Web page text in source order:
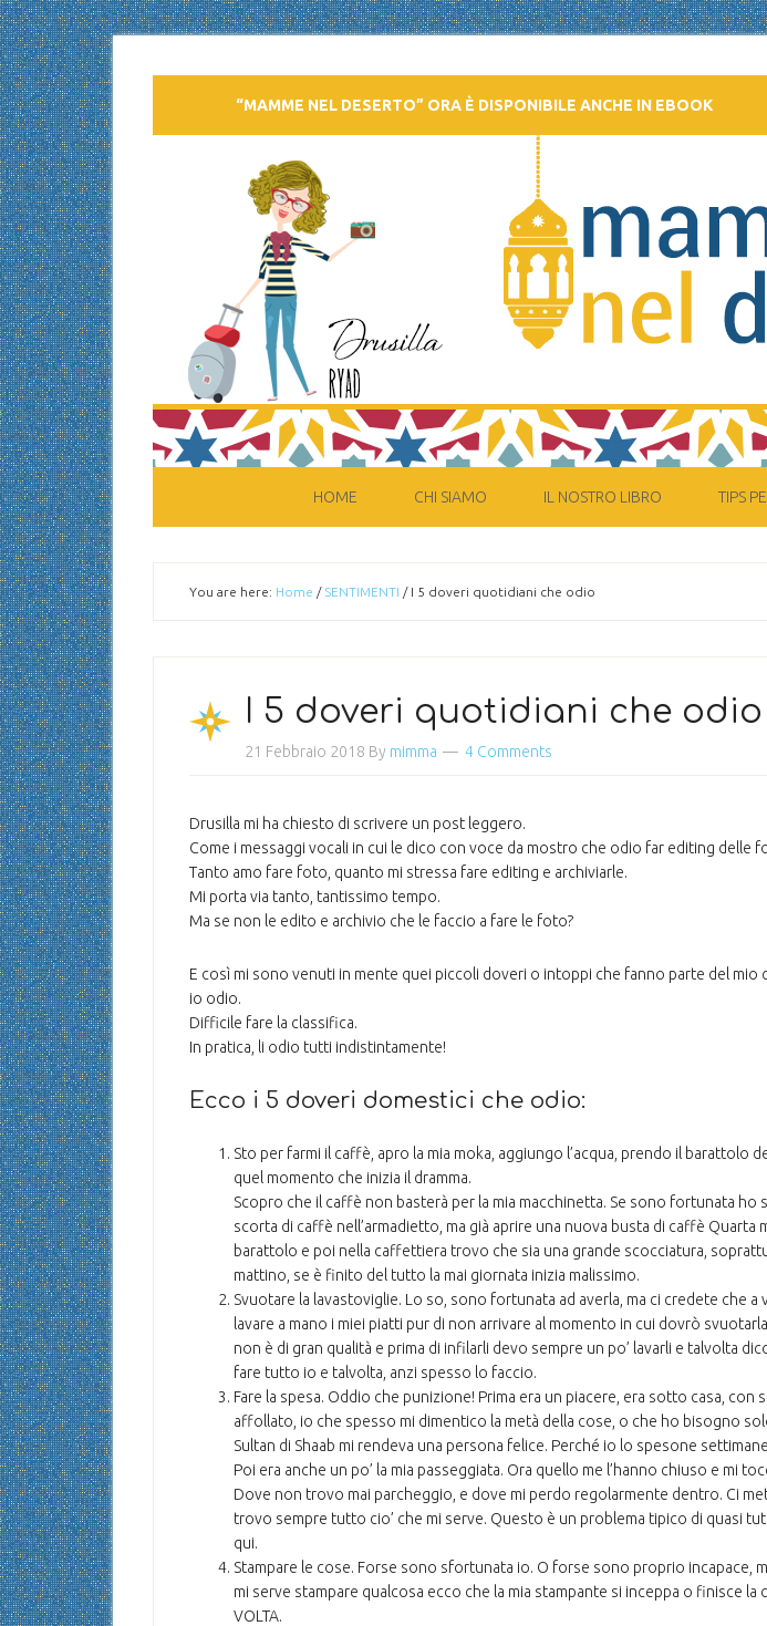
“MAMME NEL DESERTO” ORA È DISPONIBILE ANCHE IN EBOOK
HOME CHI SIAMO IL NOSTRO LIBRO TIPS
You are here: Home / SENTIMENTI /I 5 doveri quotidiani che odio
I 5 doveri quotidiani che odio
21 Febbraio 2018 By mimma 4 Comments
Drusilla mi ha chiesto di scrivere un post leggero.
Come i messaggi vocali in cui le dico con voce da mostro che odio far editing delle
Tanto amo fare foto, quanto mi stressa fare editing e archiviarle.
Mi porta via tanto, tantissimo tempo.
Ma se non le edito e archivio che le faccio a fare le foto?
E così mi sono venuti in mente quei piccoli doveri o intoppi che fanno parte del mio
io odio.
Difficile fare la classifica.
In pratica, li odio tutti indistintamente!
Ecco i 5 doveri domestici che odio:
Sto per farmi il caffè, apro la mia moka, aggiungo l’acqua, prendo il barattolo
quel momento che inizia il dramma.
Scopro che il caffè non basterà per la mia macchinetta. Se sono fortunata ho
scorta di caffè nell’armadietto, ma già aprire una nuova busta di caffè Quarta
barattolo e poi nella caffettiera trovo che sia una grande scocciatura,
mattino, se è finito del tutto la mai giornata inizia malissimo.
Svuotare la lavastoviglie. Lo so, sono fortunata ad averla, ma ci credete che
lavare a mano i miei piatti pur di non arrivare al momento in cui dovrò
non è di gran qualità e prima di infilarli devo sempre un po’ lavarli e talvolta
fare tutto io e talvolta, anzi spesso lo faccio.
Fare la spesa. Oddio che punizione! Prima era un piacere, era sotto casa, con
affollato, io che spesso mi dimentico la metà della cose, o che ho bisogno
Sultan di Shaab mi rendeva una persona felice. Perché io lo spesone
Poi era anche un po’ la mia passeggiata. Ora quello me l’hanno chiuso e mi
Dove non trovo mai parcheggio, e dove mi perdo regolarmente dentro. Ci
trovo sempre tutto cio’ che mi serve. Questo è un problema tipico di quasi
qui.
Stampare le cose. Forse sono sfortunata io. O forse sono proprio incapace,
mi serve stampare qualcosa ecco che la mia stampante si inceppa o finisce la
VOLTA.